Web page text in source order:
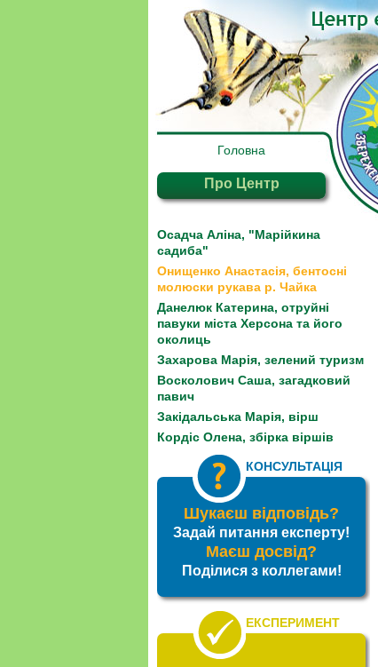
Головна
Про Центр
Осадча Аліна, "Марійкина
садиба"
Онищенко Анастасія, бентосні
молюски рукава р. Чайка
Данелюк Катерина, отруйні
павуки міста Херсона та його
околиць
Захарова Марія, зелений туризм
Восколович Саша, загадковий
павич
Закідальська Марія, вірш
Кордіс Олена, збірка віршів
КОНСУЛЬТАЦІЯ
Шукаєш відповідь?
Задай питання експерту!
Маєш досвід?
Поділися з коллегами!
ЕКСПЕРИМЕНТ